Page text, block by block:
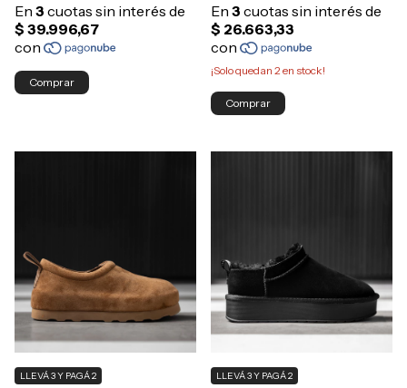
Comprar
¡Solo quedan 2en stock!
Comprar
LLEVÁ 3 Y PAGÁ 2 LLEVÁ 3 Y PAGÁ 2